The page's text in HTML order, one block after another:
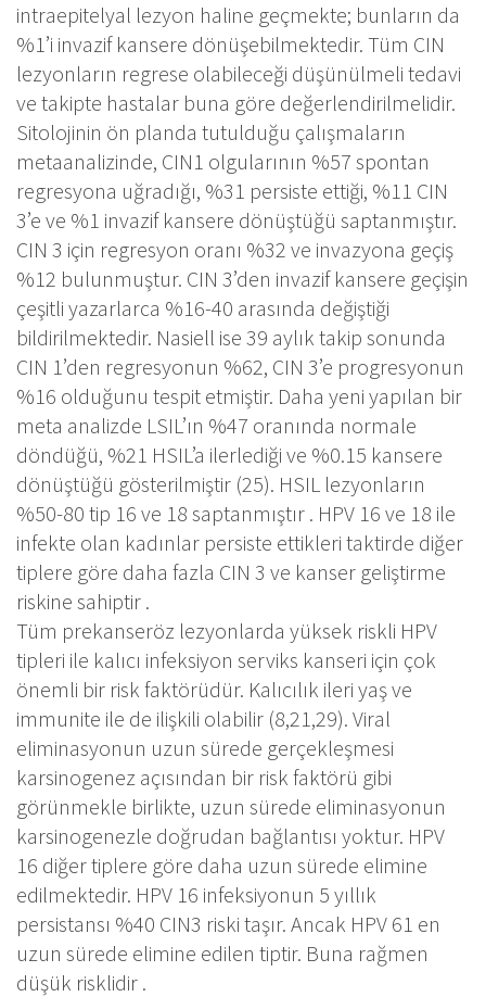
intraepitelyal lezyon haline geçmekte; bunların da
%1’i invazif kansere dönüşebilmektedir. Tüm CIN
lezyonların regrese olabileceği düşünülmeli tedavi
ve takipte hastalar buna göre değerlendirilmelidir.
Sitolojinin ön planda tutulduğu çalışmaların
metaanalizinde, CIN1 olgularının %57 spontan
regresyona uğradığı, %31 persiste ettiği, %11 CIN
3’e ve %1 invazif kansere dönüştüğü saptanmıştır.
CIN 3 için regresyon oranı %32 ve invazyona geçiş
%12 bulunmuştur. CIN 3’den invazif kansere geçişin
çeşitli yazarlarca %16-40 arasında değiştiği
bildirilmektedir. Nasiell ise 39 aylık takip sonunda
CIN 1’den regresyonun %62, CIN 3’e progresyonun
%16 olduğunu tespit etmiştir. Daha yeni yapılan bir
meta analizde LSIL’ın %47 oranında normale
döndüğü, %21 HSIL’a ilerlediği ve %0.15 kansere
dönüştüğü gösterilmiştir (25). HSIL lezyonların
%50-80 tip 16 ve 18 saptanmıştır . HPV 16 ve 18 ile
infekte olan kadınlar persiste ettikleri taktirde diğer
tiplere göre daha fazla CIN 3 ve kanser geliştirme
riskine sahiptir .
Tüm prekanseröz lezyonlarda yüksek riskli HPV
tipleri ile kalıcı infeksiyon serviks kanseri için çok
önemli bir risk faktörüdür. Kalıcılık ileri yaş ve
immunite ile de ilişkili olabilir (8,21,29). Viral
eliminasyonun uzun sürede gerçekleşmesi
karsinogenez açısından bir risk faktörü gibi
görünmekle birlikte, uzun sürede eliminasyonun
karsinogenezle doğrudan bağlantısı yoktur. HPV
16 diğer tiplere göre daha uzun sürede elimine
edilmektedir. HPV 16 infeksiyonun 5 yıllık
persistansı %40 CIN3 riski taşır. Ancak HPV 61 en
uzun sürede elimine edilen tiptir. Buna rağmen
düşük risklidir .